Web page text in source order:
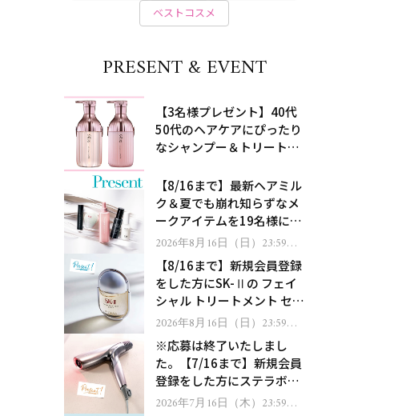
ベストコスメ
PRESENT & EVENT
【3名様プレゼント】40代
50代のヘアケアにぴったり
なシャンプー＆トリートメ
処！
【8/16まで】最新ヘアミル
ク＆夏でも崩れ知らずなメ
ークアイテムを19名様にプ
レゼント！
2026年8月16日（日）23:59ま
で【8/16まで】新規会員登録
をした方にSK-Ⅱの フェイ
シャル トリートメント セラ
ムをプレゼント！
2026年8月16日（日）23:59ま
※応募は終了いたしまし
た。【7/16まで】新規会員
登録をした方にステラボー
テのシャインリバース ヘア
2026年7月16日（木）23:59ま